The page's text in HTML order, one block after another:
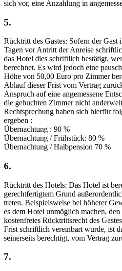
sich vor, eine Anzahlung in
5.
Rücktritt des Gastes: Sofern der
Tagen vor Antritt der Anreise
das Hotel dies schriftlich bestätigt,
berechnet. Es wird jedoch eine
Höhe von 50,00 Euro pro Zimmer
Ablauf dieser Frist vom Vertrag
Anspruch auf eine angemessene
die gebuchten Zimmer nicht
Rechtsprechung haben sich hierfür
ergeben :
Übernachtung : 90 %
Übernachtung / Frühstück: 80 %
Übernachtung / Halbpension 70 %
6.
Rücktritt des Hotels: Das Hotel ist
gerechtfertigtem Grund
treten. Beispielsweise bei höherer
es dem Hotel unmöglich machen,
kostenfreies Rücktrittsrecht des
Frist schriftlich vereinbart wurde, ist
seinerseits berechtigt, vom Vertrag
7.